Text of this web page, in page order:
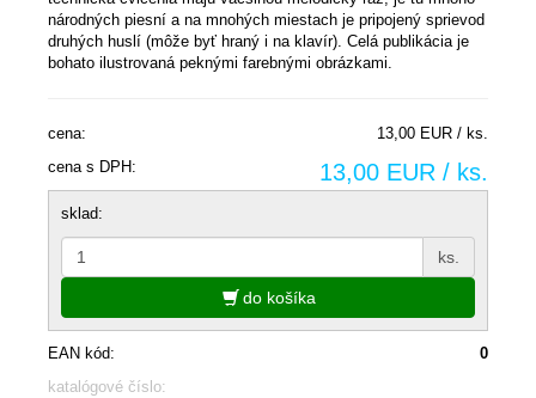
národných piesní a na mnohých miestach je pripojený sprievod
druhých huslí (môže byť hraný i na klavír). Celá publikácia je
bohato ilustrovaná peknými farebnými obrázkami.
cena:
13,00 EUR / ks.
cena s DPH:
13,00 EUR / ks.
sklad:
ks.
do košíka
EAN kód:
0
katalógové číslo: